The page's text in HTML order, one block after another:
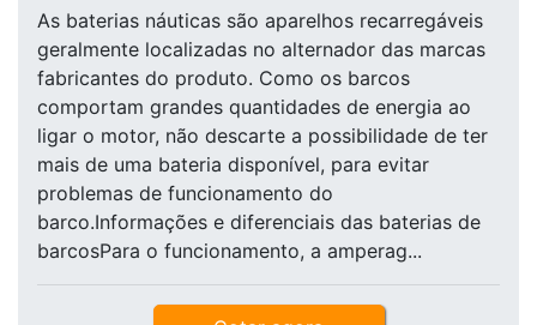
As baterias náuticas são aparelhos recarregáveis
geralmente localizadas no alternador das marcas
fabricantes do produto. Como os barcos
comportam grandes quantidades de energia ao
ligar o motor, não descarte a possibilidade de ter
mais de uma bateria disponível, para evitar
problemas de funcionamento do
barco.Informações e diferenciais das baterias de
barcosPara o funcionamento, a amperag...